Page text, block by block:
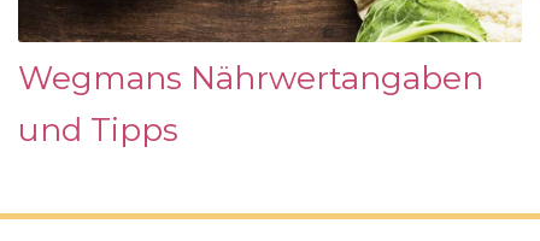
Wegmans Nährwertangaben
und Tipps